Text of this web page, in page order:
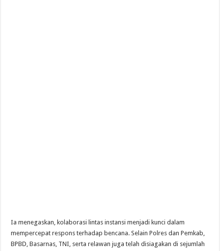
Ia menegaskan, kolaborasi lintas instansi menjadi kunci dalam
mempercepat respons terhadap bencana. Selain Polres dan Pemkab,
BPBD, Basarnas, TNI, serta relawan juga telah disiagakan di sejumlah